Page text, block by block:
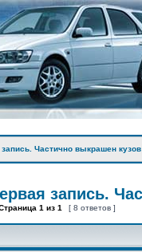
запись. Частично выкрашен кузов
запись.
1 из 1 [ 8 ответов ]